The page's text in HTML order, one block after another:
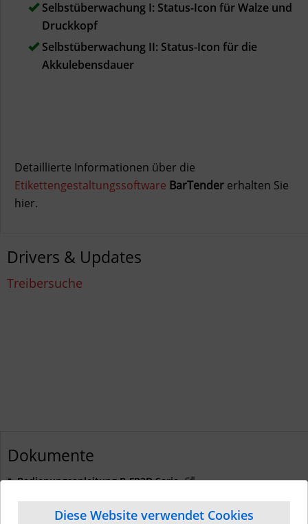
Selbstüberwachung I: Status-Icon für Walze und
Druckkopf
Selbstüberwachung II: Status-Icon für die
Akkulebensdauer
Detaillierte Informationen über die
Etikettengestaltungssoftware BarTender erhalten Sie
hier.
Drivers & Updates
Treibersuche
Dokumente
Bedienungsanleitung B-FP2D Serie
Broschüre B-FP Serie
Datenblatt B-FP2D, Screenversion
Diese Website verwendet Cookies